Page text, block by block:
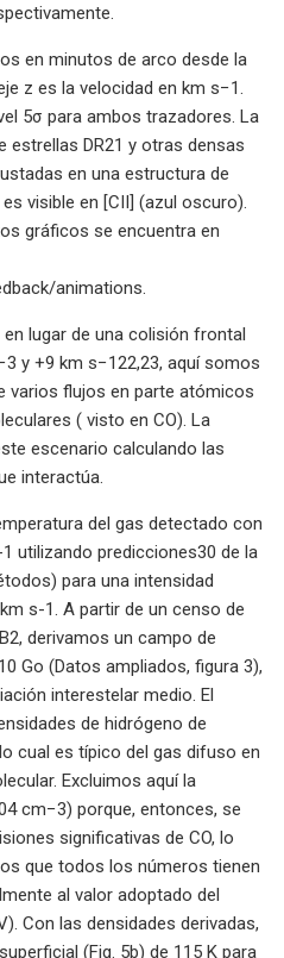
en minutos de arco desde la
z es la velocidad en km s−1.
5σ para ambos trazadores. La
estrellas DR21 y otras densas
en una estructura de
visible en [CII] (azul oscuro).
gráficos se encuentra en
animations.
lugar de una colisión frontal
y +9 km s−122,23, aquí somos
varios flujos en parte atómicos
( visto en CO). La
escenario calculando las
interactúa.
del gas detectado con
utilizando predicciones30 de la
para una intensidad
s-1. A partir de un censo de
derivamos un campo de
Go (Datos ampliados, figura 3),
interestelar medio. El
de hidrógeno de
cual es típico del gas difuso en
Excluimos aquí la
cm−3) porque, entonces, se
significativas de CO, lo
que todos los números tienen
al valor adoptado del
Con las densidades derivadas,
(Fig. 5b) de 115 K para